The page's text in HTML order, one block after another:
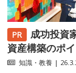
成功投資
資産構築のポ
知識・教養 |